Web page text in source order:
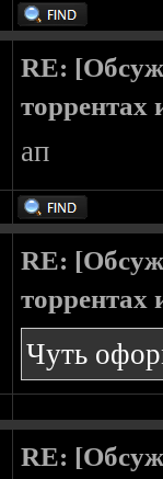
RE:
торрентах
ап
RE:
торрентах
Чуть
RE: